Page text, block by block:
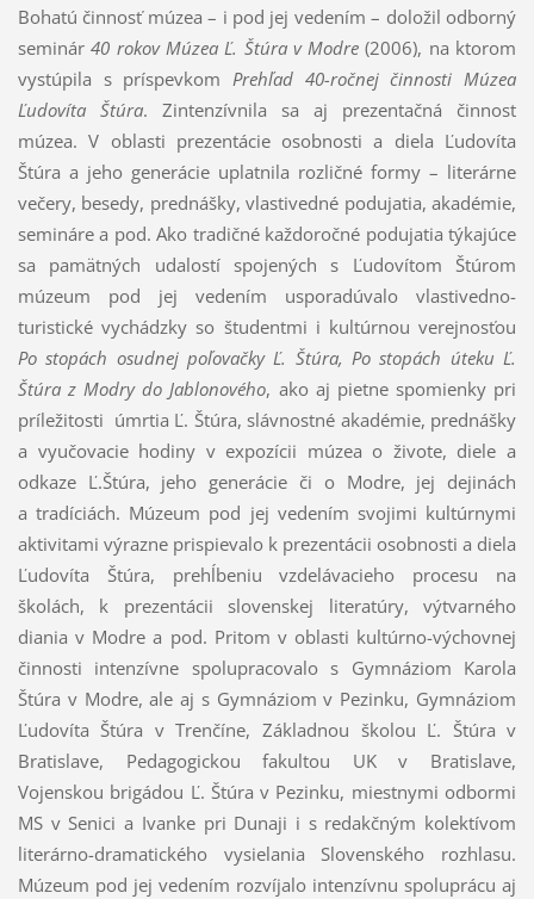
Bohatú činnosť múzea – i pod jej vedením – doložil odborný
seminár40 rokov Múzea Ľ. Štúra v Modre (2006), na ktorom
vystúpila s príspevkom Prehľad 40-ročnej činnosti Múzea
Ľudovíta Štúra. Zintenzívnila sa aj prezentačná činnosť
múzea. V oblasti prezentácie osobnosti a diela Ľudovíta
Štúra a jeho generácie uplatnila rozličné formy – literárne
večery, besedy, prednášky, vlastivedné podujatia, akadémie,
semináre a pod. Ako tradičné každoročné podujatia týkajúce
sa pamätných udalostí spojených s Ľudovítom Štúrom
múzeum pod jej vedením usporadúvalo vlastivedno-
turistické vychádzky so študentmi i kultúrnou verejnosťou
Po stopách osudnej poľovačky Ľ. Štúra, Po stopách úteku Ľ.
Štúra z Modry do Jablonového, ako aj pietne spomienky pri
príležitosti úmrtia Ľ. Štúra, slávnostné akadémie, prednášky
a vyučovacie hodiny v expozícii múzea o živote, diele a
odkaze Ľ.Štúra, jeho generácie či o Modre, jej dejinách
a tradíciách. Múzeum pod jej vedením svojimi kultúrnymi
aktivitami výrazne prispievalo k prezentácii osobnosti a diela
Ľudovíta Štúra, prehĺbeniu vzdelávacieho procesu na
školách, k prezentácii slovenskej literatúry, výtvarného
diania v Modre a pod. Pritom v oblasti kultúrno-výchovnej
činnosti intenzívne spolupracovalo s Gymnáziom Karola
Štúra v Modre, ale aj s Gymnáziom v Pezinku, Gymnáziom
Ľudovíta Štúra v Trenčíne, Základnou školou Ľ. Štúra v
Bratislave, Pedagogickou fakultou UK v Bratislave,
Vojenskou brigádou Ľ. Štúra v Pezinku, miestnymi odbormi
MS v Senici a Ivanke pri Dunaji i s redakčným kolektívom
literárno-dramatického vysielania Slovenského rozhlasu.
Múzeum pod jej vedením rozvíjalo intenzívnu spoluprácu aj